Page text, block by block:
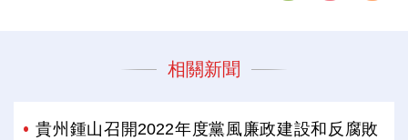
相關新聞
貴州鍾山召開2022年度黨風廉政建設和反腐敗